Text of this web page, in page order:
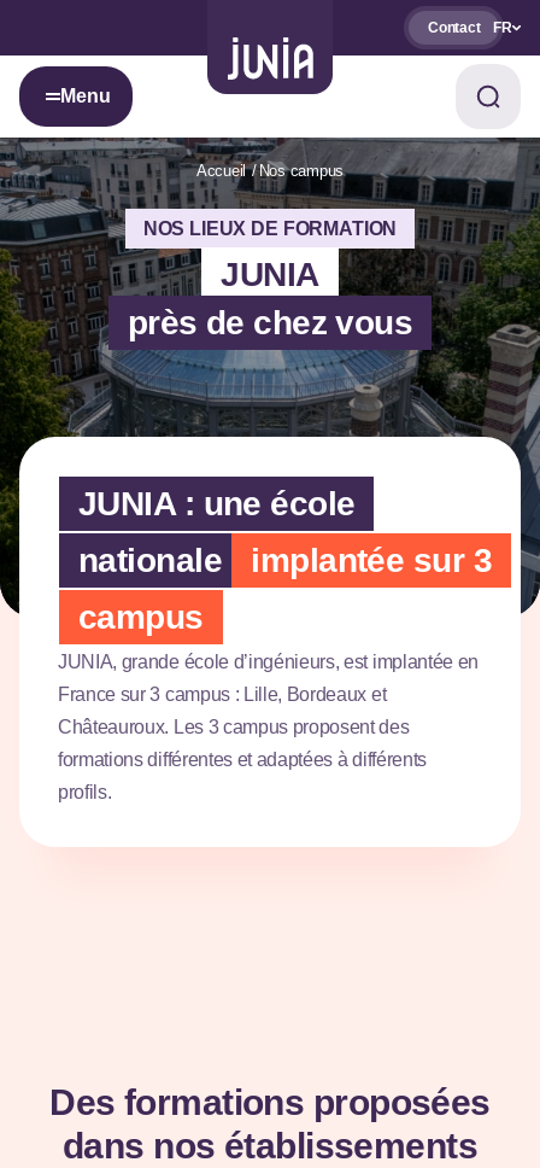
Contact FR
Menu
Accueil Nos campus
NOS LIEUX DE FORMATION
JUNIA
près de chez vous
JUNIA : une école
nationale
implantée sur 3
campus
JUNIA, grande école d’ingénieurs, est implantée en
France sur 3 campus : Lille, Bordeaux et
Châteauroux. Les 3 campus proposent des
formations différentes et adaptées à différents
profils.
Campus de
Des formations proposées
dans nos établissements